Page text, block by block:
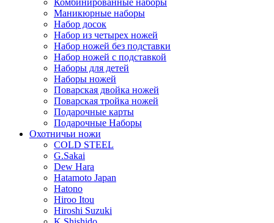
Маникюрные наборы
Набор досок
Набор из четырех ножей
Набор ножей без подставки
Набор ножей с подставкой
Наборы для детей
Наборы ножей
Поварская двойка ножей
Поварская тройка ножей
Подарочные карты
Подарочные Наборы
Охотничьи ножи
COLD STEEL
G.Sakai
Dew Hara
Hatamoto Japan
Hatono
Hiroo Itou
Hiroshi Suzuki